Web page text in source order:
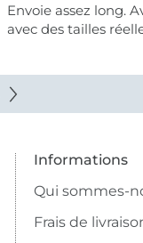
Envoie assez long.
avec des tailles
Informations
Qui sommes-
Frais de